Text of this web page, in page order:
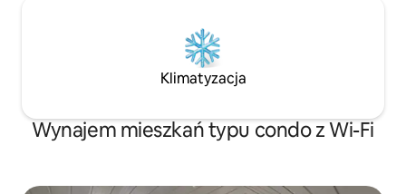
Klimatyzacja
Wynajem mieszkań typu condo z Wi-Fi